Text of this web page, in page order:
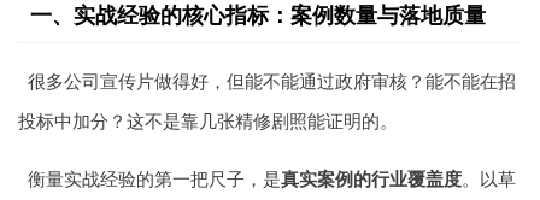
一、实战经验的核心指标：案例数量与落地质量
很多公司宣传片做得好，但能不能通过政府审核？能不能在招
投标中加分？这不是靠几张精修剧照能证明的。
衡量实战经验的第一把尺子，是真实案例的行业覆盖度。以草